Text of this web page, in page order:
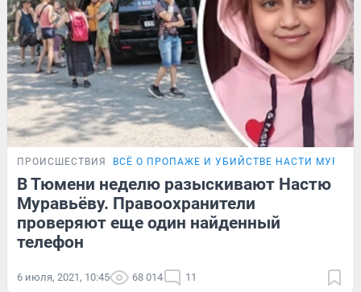
ПРОИСШЕСТВИЯ ВСЁ О ПРОПАЖЕ И УБИЙСТВЕ НАСТИ
В Тюмени неделю разыскивают Настю
Муравьёву. Правоохранители
проверяют еще один найденный
телефон
6 июля, 2021, 10:45 68 014 11